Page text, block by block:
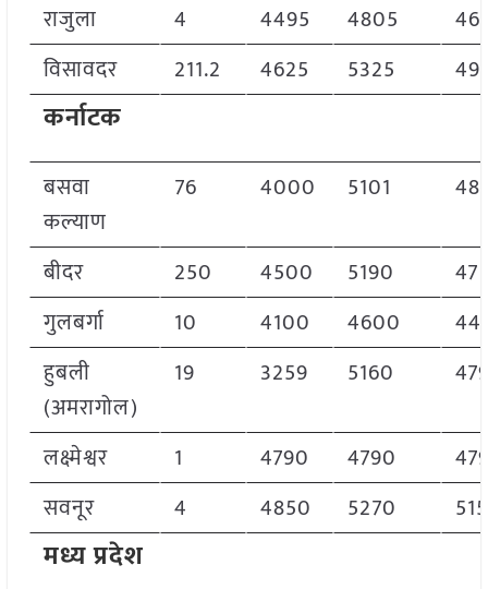
राजुला 4 4495 4805
विसावदर
211.2 4625 5325
कर्नाटक
बसवा
कल्याण
76 4000 5101
बीदर 250 4500 5190
गुलबर्गा
10 4100 4600
हुबली
(अमरागोल)
19 3259 5160
लक्ष्मेश्वर 1 4790 4790
सवनूर
4 4850 5270
मध्य प्रदेश